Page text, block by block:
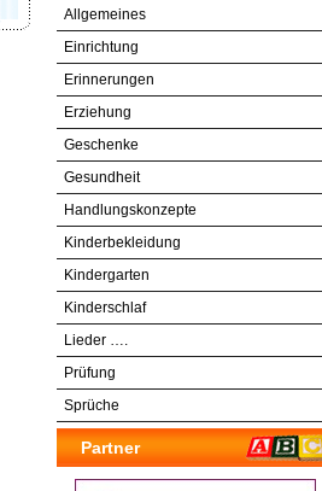
Allgemeines
Einrichtung
Erinnerungen
Erziehung
Geschenke
Gesundheit
Handlungskonzepte
Kinderbekleidung
Kindergarten
Kinderschlaf
Lieder ….
Prüfung
Sprüche
Partner